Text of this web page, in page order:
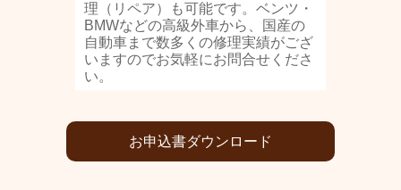
理（リペア）も可能です。ベンツ・
BMWなどの高級外車から、国産の
自動車まで数多くの修理実績がござ
いますのでお気軽にお問合せくださ
い。
お申込書ダウンロード